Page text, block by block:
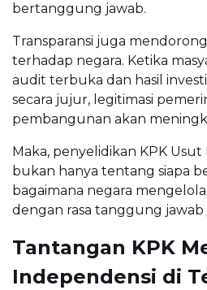
bertanggung jawab.
Transparansi juga
terhadap negara. Ketika
audit terbuka dan hasil
secara jujur, legitimasi
pembangunan akan
Maka, penyelidikan KPK
bukan hanya tentang siapa
bagaimana negara
dengan rasa tanggung jawab
Tantangan KPK
Independensi di